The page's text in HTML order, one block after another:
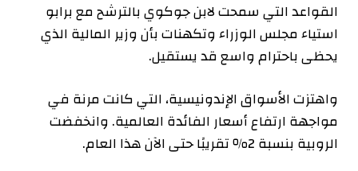
القواعد التي سمحت لابن جوكوي بالترشح مع برابو
استياء مجلس الوزراء وتكهنات بأن وزير المالية الذي
يحظى باحترام واسع قد يستقيل.
واهتزت الأسواق الإندونيسية، التي كانت مرنة في
مواجهة ارتفاع أسعار الفائدة العالمية. وانخفضت
الروبية بنسبة 2٪ تقريبًا حتى الآن هذا العام.